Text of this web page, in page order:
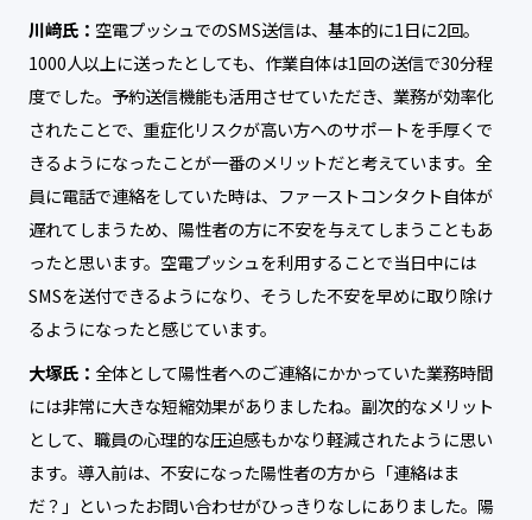
川﨑氏： 空電プッシュでのSMS送信は、基本的に1日に2回。
1000人以上に送ったとしても、作業自体は1回の送信で30分程
度でした。予約送信機能も活用させていただき、業務が効率化
されたことで、重症化リスクが高い方へのサポートを手厚くで
きるようになったことが一番のメリットだと考えています。全
員に電話で連絡をしていた時は、ファーストコンタクト自体が
遅れてしまうため、陽性者の方に不安を与えてしまうこともあ
ったと思います。空電プッシュを利用することで当日中には
SMSを送付できるようになり、そうした不安を早めに取り除け
るようになったと感じています。
大塚氏： 全体として陽性者へのご連絡にかかっていた業務時間
には非常に大きな短縮効果がありましたね。副次的なメリット
として、職員の心理的な圧迫感もかなり軽減されたように思い
ます。導入前は、不安になった陽性者の方から「連絡はま
だ？」といったお問い合わせがひっきりなしにありました。陽